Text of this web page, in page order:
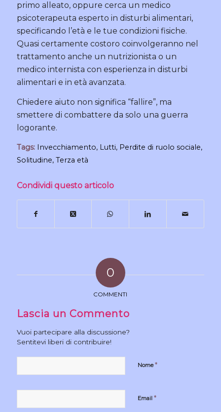
primo alleato, oppure cerca un medico
psicoterapeuta esperto in disturbi alimentari,
specificando l’età e le tue condizioni fisiche.
Quasi certamente costoro coinvolgeranno nel
trattamento anche un nutrizionista o un
medico internista con esperienza in disturbi
alimentari e in età avanzata.
Chiedere aiuto non significa “fallire”, ma
smettere di combattere da solo una guerra
logorante.
Tags: Invecchiamento, Lutti, Perdite di ruolo sociale,
Solitudine, Terza età
Condividi questo articolo
0
COMMENTI
Lascia un Commento
Vuoi partecipare alla discussione?
Sentitevi liberi di contribuire!
Nome*
Email *